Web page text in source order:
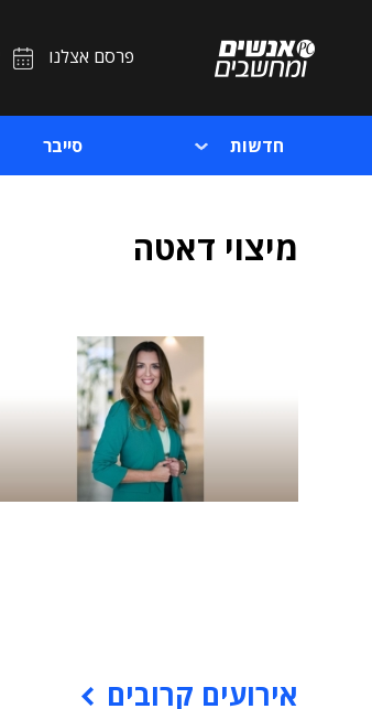
פרסם אצלנו
חדשות סייבר
מיצוי דאטה
אירועים קרובים